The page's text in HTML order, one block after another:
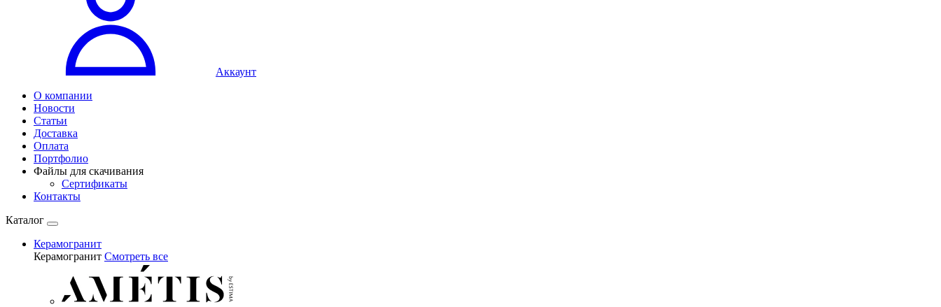
Аккаунт
О компании
Новости
Статьи
Доставка
Оплата
Портфолио
Файлы для скачивания
Сертификаты
Контакты
Каталог
Керамогранит
Керамогранит Смотреть все